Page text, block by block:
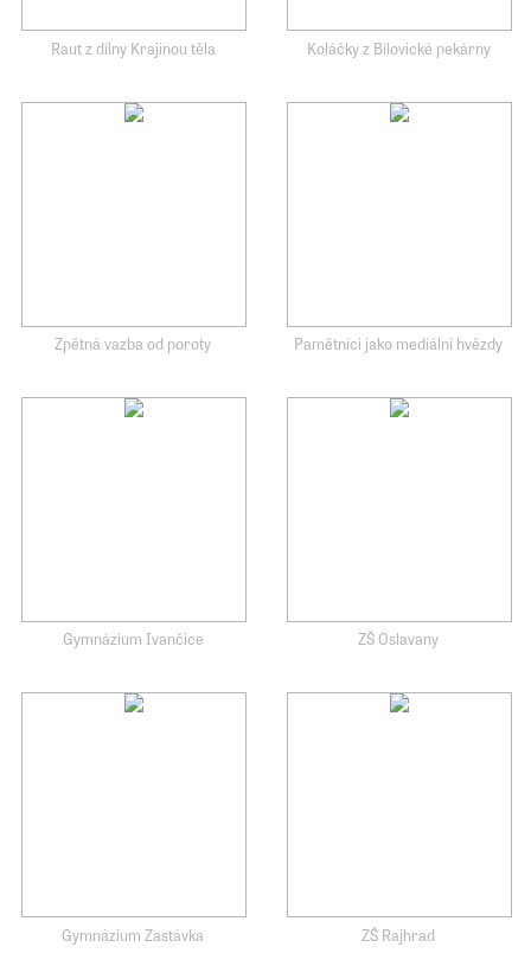
Raut z dílny Krajinou těla Koláčky z Bílovické pekárny
Zpětná vazba od poroty Pamětníci jako mediální hvězdy
Gymnázium Ivančice ZŠ Oslavany
Gymnázium Zastávka ZŠ Rajhrad